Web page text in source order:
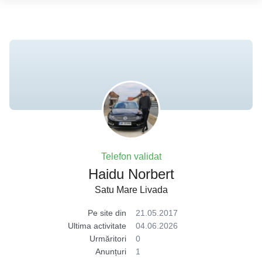
Telefon validat
Haidu Norbert
Satu Mare Livada
Pe site din
21.05.2017
Ultima activitate
04.06.2026
Urmăritori
0
Anunțuri
1